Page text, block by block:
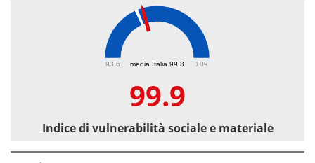
media Italia 99.3
93.6 109
99.9
Indice di vulnerabilità sociale e materiale